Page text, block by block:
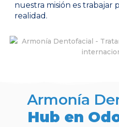
nuestra misión es trabajar
realidad.
Armonía
Hub en